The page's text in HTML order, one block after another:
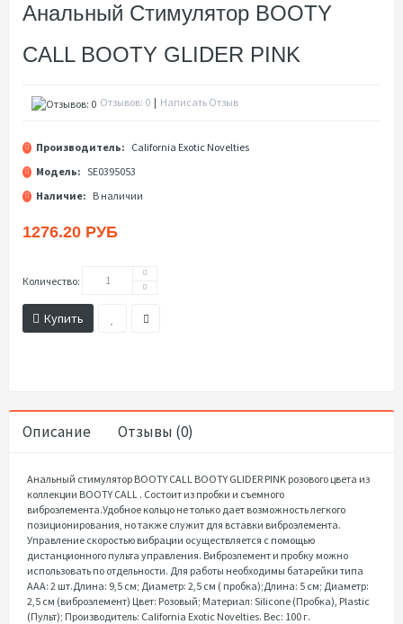
Анальный Стимулятор BOOTY
CALL BOOTY GLIDER PINK
Отзывов: 0 | Написать Отзыв
Производитель: California Exotic Novelties
Модель: SE0395053
Наличие: В наличии
1276.20 РУБ
Количество:
Купить
Описание Отзывы (0)
Анальный стимулятор BOOTY CALL BOOTY GLIDER PINK розового цвета из
коллекции BOOTY CALL . Состоит из пробки и съемного
виброэлемента.Удобное кольцо не только дает возможность легкого
позиционирования, но также служит для вставки виброэлемента.
Управление скоростью вибрации осуществляется с помощью
дистанционного пульта управления. Виброэлемент и пробку можно
использовать по отдельности. Для работы необходимы батарейки типа
ААА: 2 шт.Длина: 9,5 см; Диаметр: 2,5 см ( пробка);Длина: 5 см; Диаметр:
2,5 см (виброэлемент) Цвет: Розовый; Материал: Silicone (Пробка), Plastic
(Пульт); Производитель: California Exotic Novelties. Вес: 100 г.